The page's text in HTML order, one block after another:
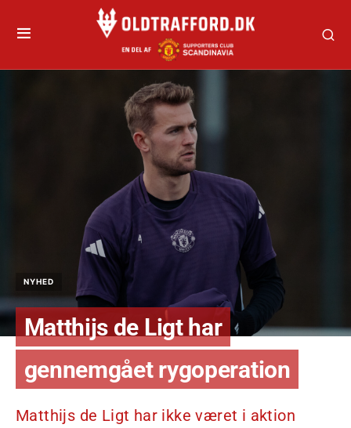
NYHED
Matthijs de Ligt har
gennemgået rygoperation
Matthijs de Ligt har ikke været i aktion